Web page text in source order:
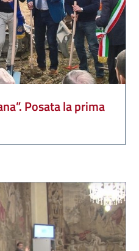
Posata la prima